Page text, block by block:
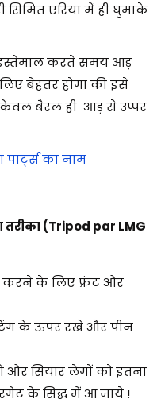
सिमित एरिया में ही घुमाके
इस्तेमाल करते समय आड़
बेहतर होगा की इसे
बैरल ही आड़ से उप्पर
का नाम
तरीका (Tripod par LMG
करने के लिए फ्रंट और
के ऊपर रखे और पीन
और सियार लेगों को इतना
के सिद्ध में आ जाये !